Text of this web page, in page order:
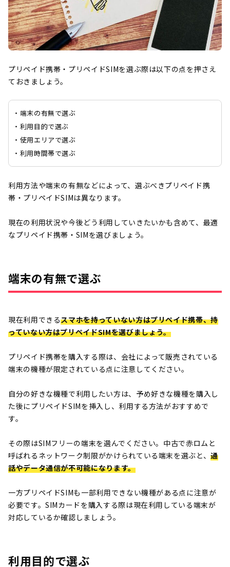
プリペイド携帯・プリペイドSIMを選ぶ際は以下の点を押さえ
ておきましょう。
・端末の有無で選ぶ
・利用目的で選ぶ
・使用エリアで選ぶ
・利用時間帯で選ぶ
利用方法や端末の有無などによって、選ぶべきプリペイド携
帯・プリペイドSIMは異なります。
現在の利用状況や今後どう利用していきたいかも含めて、最適
なプリペイド携帯・SIMを選びましょう。
端末の有無で選ぶ
現在利用できるスマホを持っていない方はプリペイド携帯、持
っていない方はプリペイドSIMを選びましょう。
プリペイド携帯を購入する際は、会社によって販売されている
端末の機種が限定されている点に注意してください。
自分の好きな機種で利用したい方は、予め好きな機種を購入し
た後にプリペイドSIMを挿入し、利用する方法がおすすめで
す。
その際はSIMフリーの端末を選んでください。中古で赤ロムと
呼ばれるネットワーク制限がかけられている端末を選ぶと、通
話やデータ通信が不可能になります。
一方プリペイドSIMも一部利用できない機種がある点に注意が
必要です。SIMカードを購入する際は現在利用している端末が
対応しているか確認しましょう。
利用目的で選ぶ